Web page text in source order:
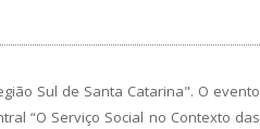
Sul de Santa Catarina". O evento
“O Serviço Social no Contexto das